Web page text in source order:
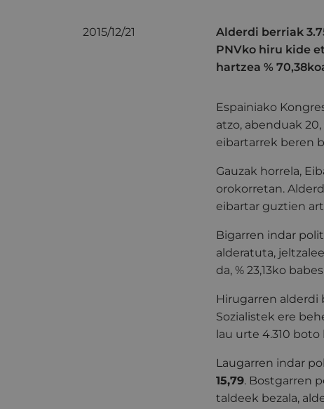
2015/12/21
Alderdi berriak
PNVko hiru kide
hartzea %
Espainiako
atzo, abenduak
eibartarrek beren
Gauzak horrela,
orokorretan.
eibartar guztien
Bigarren indar
alderatuta,
da, % 23,13ko
Hirugarren alderdi
Sozialistek ere
lau urte 4.310 boto
Laugarren indar
15,79. Bostgarren
taldeek bezala,